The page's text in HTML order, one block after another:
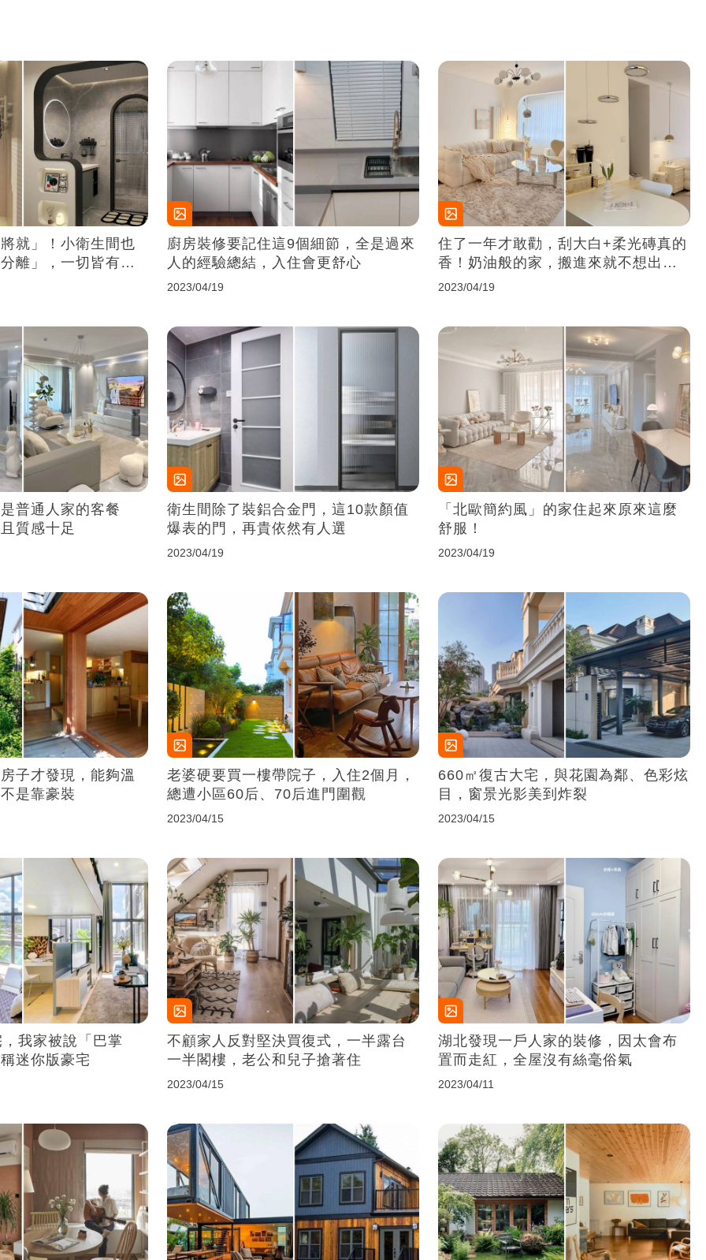
就」！小衛生間也
離」，一切皆有可
廚房裝修要記住這9個細節，全是過來
人的經驗總結，入住會更舒心
2023/04/19
住了一年才敢勸，刮大白+柔光磚真的
香！奶油般的家，搬進來就不想出去
啦~
2023/04/19
普通人家的客餐
質感十足
衛生間除了裝鋁合金門，這10款顏值
爆表的門，再貴依然有人選
2023/04/19
「北歐簡約風」的家住起來原來這麼
舒服！
2023/04/19
子才發現，能夠溫
是靠豪裝
老婆硬要買一樓帶院子，入住2個月，
總遭小區60后、70后進門圍觀
2023/04/15
660㎡復古大宅，與花園為鄰、色彩炫
目，窗景光影美到炸裂
2023/04/15
我家被說「巴掌
迷你版豪宅
不顧家人反對堅決買復式，一半露台
一半閣樓，老公和兒子搶著住
2023/04/15
湖北發現一戶人家的裝修，因太會布
置而走紅，全屋沒有絲毫俗氣
2023/04/11